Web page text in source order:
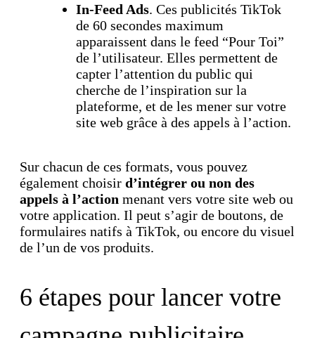
In-Feed Ads. Ces publicités TikTok
de 60 secondes maximum
apparaissent dans le feed “Pour Toi”
de l’utilisateur. Elles permettent de
capter l’attention du public qui
cherche de l’inspiration sur la
plateforme, et de les mener sur votre
site web grâce à des appels à l’action.
Sur chacun de ces formats, vous pouvez
également choisir d’intégrer ou non des
appels à l’action menant vers votre site web ou
votre application. Il peut s’agir de boutons, de
formulaires natifs à TikTok, ou encore du visuel
de l’un de vos produits.
6 étapes pour lancer votre